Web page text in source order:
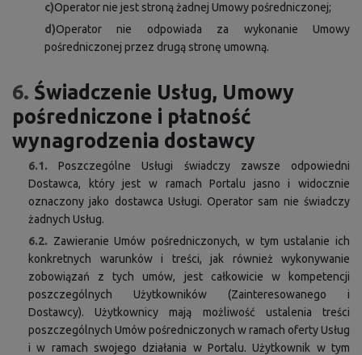
c)Operator nie jest stroną żadnej Umowy pośredniczonej;
d)Operator nie odpowiada za wykonanie Umowy
pośredniczonej przez drugą stronę umowną.
6. Świadczenie Usług, Umowy
pośredniczone i płatność
wynagrodzenia dostawcy
6.1. Poszczególne Usługi świadczy zawsze odpowiedni
Dostawca, który jest w ramach Portalu jasno i widocznie
oznaczony jako dostawca Usługi. Operator sam nie świadczy
żadnych Usług.
6.2. Zawieranie Umów pośredniczonych, w tym ustalanie ich
konkretnych warunków i treści, jak również wykonywanie
zobowiązań z tych umów, jest całkowicie w kompetencji
poszczególnych Użytkowników (Zainteresowanego i
Dostawcy). Użytkownicy mają możliwość ustalenia treści
poszczególnych Umów pośredniczonych w ramach oferty Usług
i w ramach swojego działania w Portalu. Użytkownik w tym